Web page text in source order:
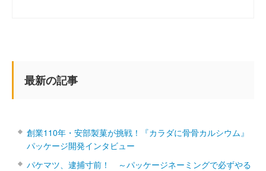
最新の記事
創業110年・安部製菓が挑戦！『カラダに骨骨カルシウム』
パッケージ開発インタビュー
パケマツ、逮捕寸前！ ～パッケージネーミングで必ずやる